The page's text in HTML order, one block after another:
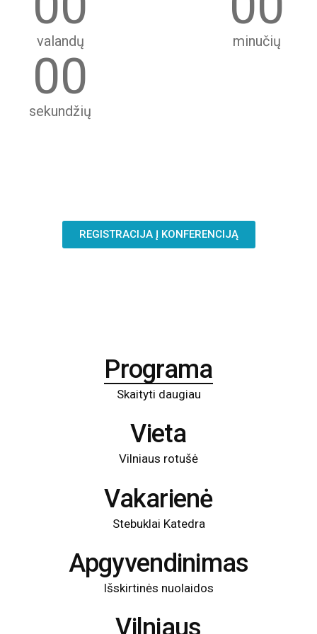
valandų minučių
00
sekundžių
REGISTRACIJA Į KONFERENCIJĄ
Programa
Skaityti daugiau
Vieta
Vilniaus rotušė
Vakarienė
Stebuklai Katedra
Apgyvendinimas
Išskirtinės nuolaidos
Vilniaus